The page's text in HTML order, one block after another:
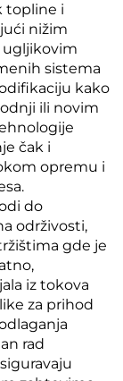
topline i
nižim
sistema
kako
ili novim
čak i
opremu i
do
održivosti,
gde je
iz tokova
za prihod
rad